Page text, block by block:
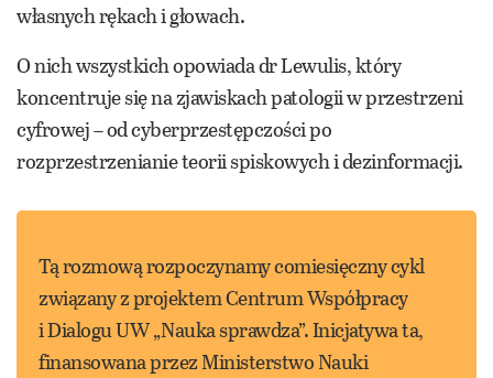
własnych rękach i głowach.
O nich wszystkich opowiada dr Lewulis, który
koncentruje się na zjawiskach patologii w przestrzeni
cyfrowej – od cyberprzestępczości po
rozprzestrzenianie teorii spiskowych i dezinformacji.
Tą rozmową rozpoczynamy comiesięczny cykl
związany z projektem Centrum Współpracy
i Dialogu UW „Nauka sprawdza”. Inicjatywa ta,
finansowana przez Ministerstwo Nauki